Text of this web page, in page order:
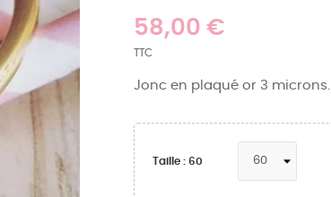
58,00 €
TTC
Jonc en plaqué or 3 microns.
Taille : 60